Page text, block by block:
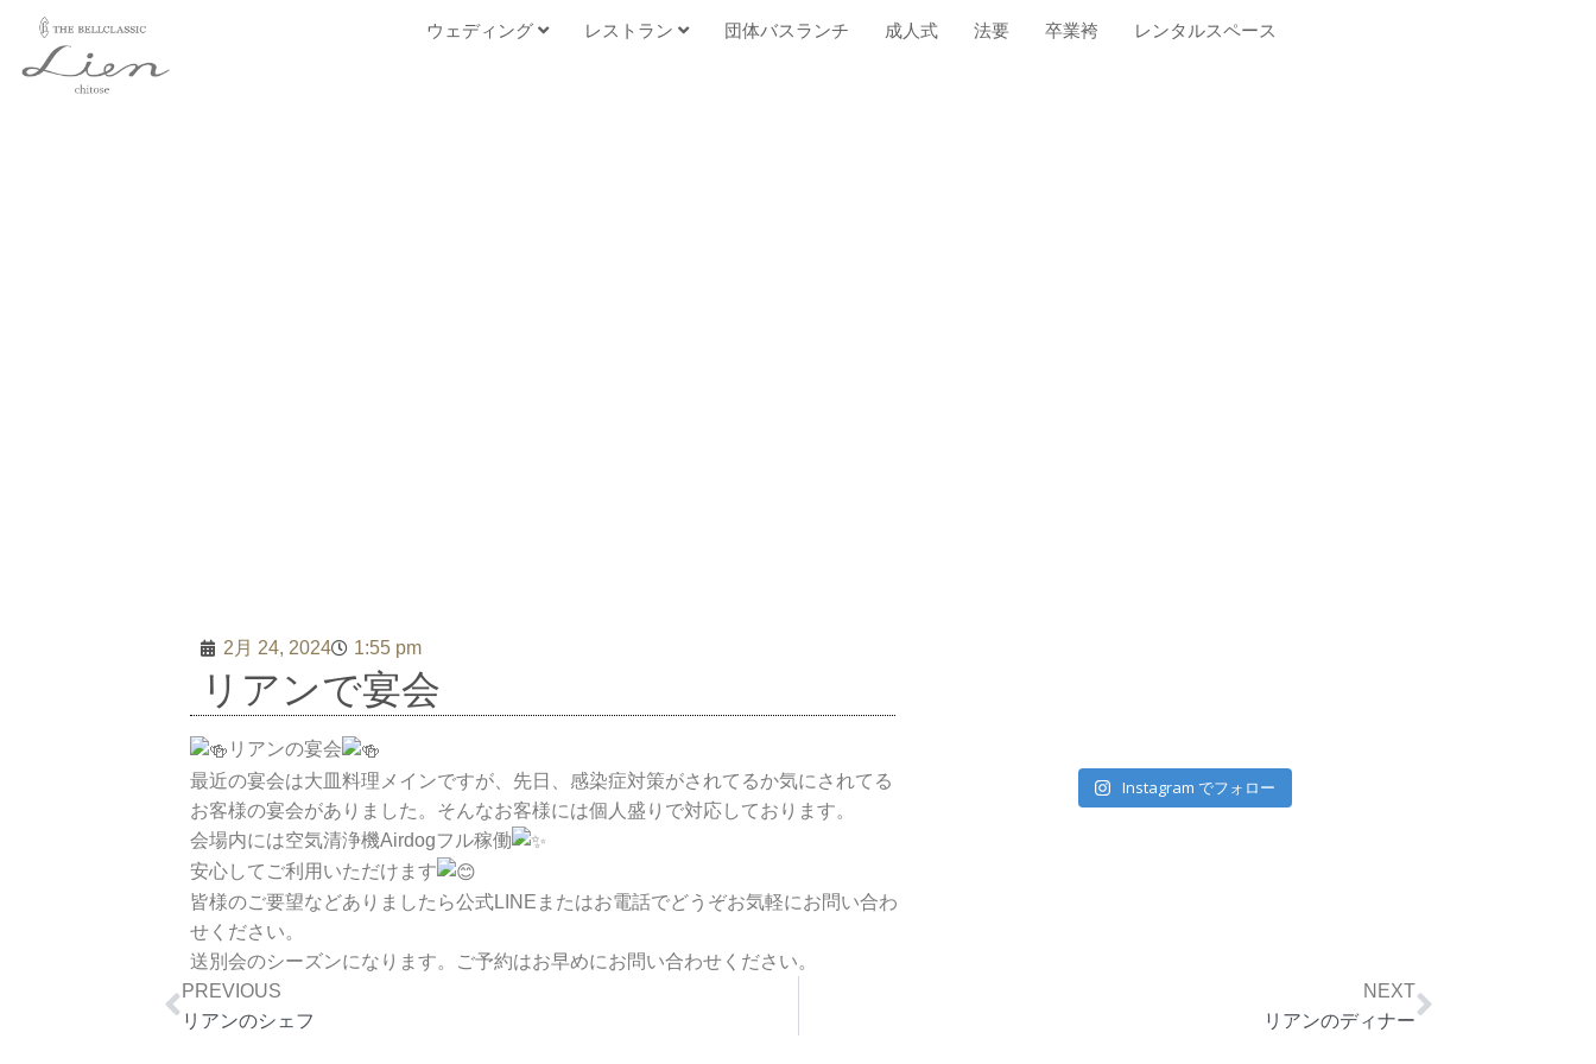
ウェディング レストラン 団体バスランチ 成人式 法要 卒業袴 レンタルスペース
2月 24, 2024 1:55 pm
リアンで宴会
リアンの宴会
最近の宴会は大皿料理メインですが、先日、感染症対策がされてるか気にされてる
お客様の宴会がありました。そんなお客様には個人盛りで対応しております。
会場内には空気清浄機Airdogフル稼働
安心してご利用いただけます
皆様のご要望などありましたら公式LINEまたはお電話でどうぞお気軽にお問い合わ
せください。
送別会のシーズンになります。ご予約はお早めにお問い合わせください。
Instagram でフォロー
Prev
PREVIOUS
リアンのシェフ
NEXT
リアンのディナー
Next